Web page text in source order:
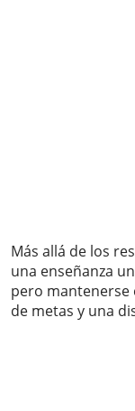
Más allá de los
una enseñanza
pero mantenerse
de metas y una